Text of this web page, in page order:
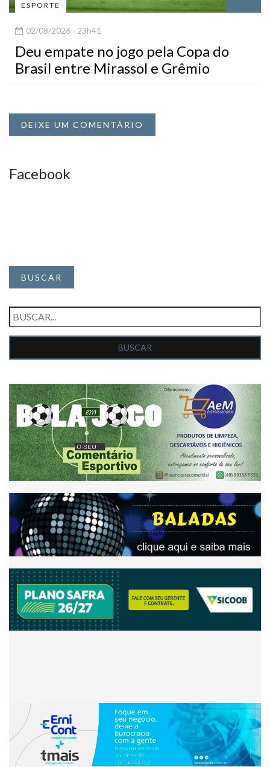
ESPORTE
02/08/2026 - 23h41
Deu empate no jogo pela Copa do
Brasil entre Mirassol e Grêmio
DEIXE UM COMENTÁRIO
Facebook
BUSCAR